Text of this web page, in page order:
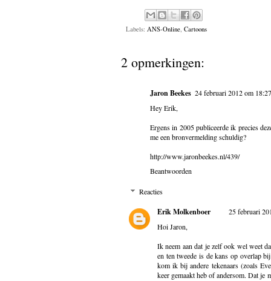
Labels: ANS-Online, Cartoons
2 opmerkingen:
Jaron Beekes 24 februari 2012 om 18:27
Hey Erik,
Ergens in 2005 publiceerde ik precies
me een bronvermelding schuldig?
http://www.jaronbeekes.nl/439/
Beantwoorden
Reacties
Erik Molkenboer
25 februari
Hoi Jaron,
Ik neem aan dat je zelf ook wel weet
en ten tweede is de kans op overlap
kom ik bij andere tekenaars (zoals
keer gemaakt heb of andersom. Dat je